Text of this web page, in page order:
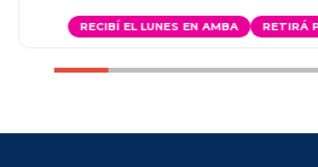
RECIBÍ EL LUNES EN AMBA RETIRÁ